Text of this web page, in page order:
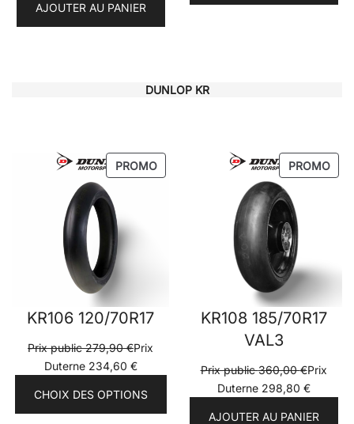
AJOUTER AU PANIER
DUNLOP KR
PROMOPRODUIT
KR106 120/70R17
Prix public279,90€Prix
Duterne 234,60 €
CHOIX DES OPTIONS
PROMO
KR108 185/70R17
VAL3
Prix public360,00€Prix
Duterne 298,80 €
AJOUTER AU PANIER